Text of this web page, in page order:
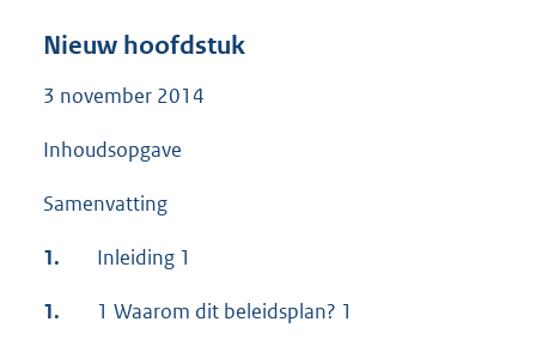
Nieuw hoofdstuk
3 november 2014
Inhoudsopgave
Samenvatting
1. Inleiding 1
1. 1 Waarom dit beleidsplan? 1